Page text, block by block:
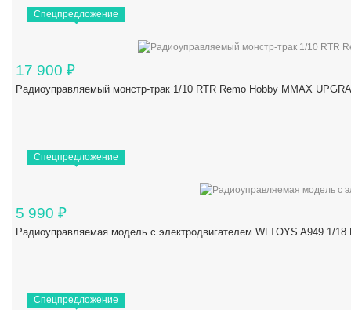
Спецпредложение
17 900 ₽
Радиоуправляемый монстр-трак 1/10 RTR Remo Hobby MMAX
Спецпредложение
5 990 ₽
Радиоуправляемая модель с электродвигателем WLTOYS A949 1/
Спецпредложение